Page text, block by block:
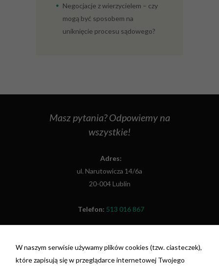
Negocjacje z wierzycielem – czy
mogą być sposobem na
uniknięcie procesu sądowego?
Masz pytania? Odpowiemy na
wszystkie!
Adres:
ul. Narutowicza 14/6a
20-004 Lublin
Telefon: 513 016 867
NIP: 7692055698
W naszym serwisie używamy plików cookies (tzw. ciasteczek),
które zapisują się w przeglądarce internetowej Twojego